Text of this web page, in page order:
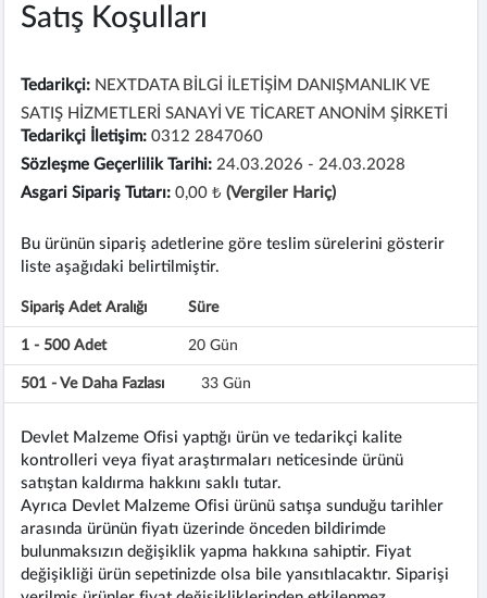
Satış Koşulları
Tedarikçi: NEXTDATA BİLGİ İLETİŞİM DANIŞMANLIK VE
SATIŞ HİZMETLERİ SANAYİ VE TİCARET ANONİM ŞİRKETİ
Tedarikçi İletişim: 0312 2847060
Sözleşme Geçerlilik Tarihi: 24.03.2026 - 24.03.2028
Asgari Sipariş Tutarı: 0,00 ₺(Vergiler Hariç)
Bu ürünün sipariş adetlerine göre teslim sürelerini gösterir
liste aşağıdaki belirtilmiştir.
Sipariş Adet Aralığı Süre
1 - 500 Adet 20 Gün
501 - Ve Daha Fazlası 33 Gün
Devlet Malzeme Ofisi yaptığı ürün ve tedarikçi kalite
kontrolleri veya fiyat araştırmaları neticesinde ürünü
satıştan kaldırma hakkını saklı tutar.
Ayrıca Devlet Malzeme Ofisi ürünü satışa sunduğu tarihler
arasında ürünün fiyatı üzerinde önceden bildirimde
bulunmaksızın değişiklik yapma hakkına sahiptir. Fiyat
değişikliği ürün sepetinizde olsa bile yansıtılacaktır. Siparişi